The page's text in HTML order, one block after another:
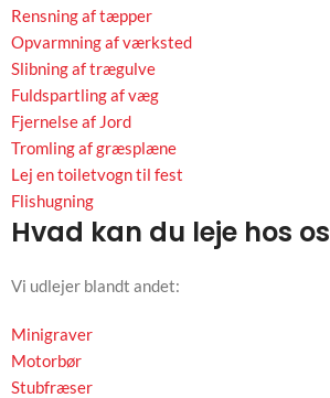
Rensning af tæpper
Opvarmning af værksted
Slibning af trægulve
Fuldspartling af væg
Fjernelse af Jord
Tromling af græsplæne
Lej en toiletvogn til fest
Flishugning
Hvad kan du leje hos os
Vi udlejer blandt andet:
Minigraver
Motorbør
Stubfræser